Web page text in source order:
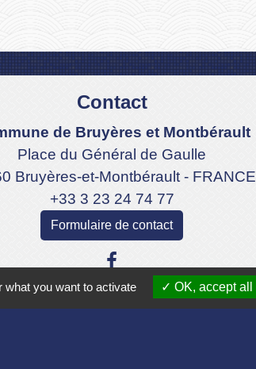
Contact
de Bruyères et Montbérault
Place du Général de Gaulle
Bruyères-et-Montbérault - FRANCE
+33 3 23 24 74 77
Formulaire de contact
you want to activate OK, accept all